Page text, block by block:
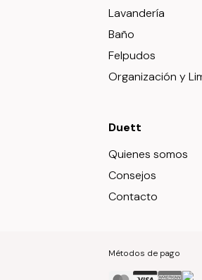
Lavandería
Baño
Felpudos
Organización y
Duett
Quienes somos
Consejos
Contacto
Métodos de pago